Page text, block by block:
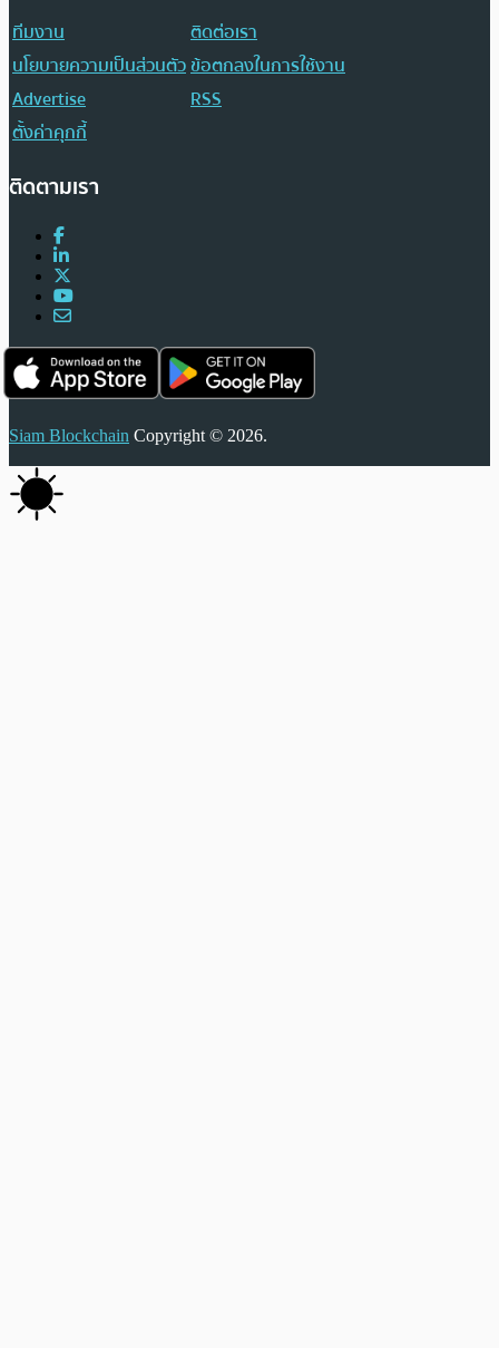
ทีมงาน
ติดต่อเรา
นโยบายความเป็นส่วนตัวข้อตกลงในการใช้งาน
Advertise
RSS
ตั้งค่าคุกกี้
ติดตามเรา
Siam Blockchain Copyright © 2026.